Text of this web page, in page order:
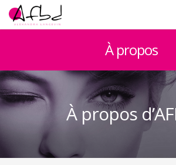
À propos
Formations
Témoignages
Partenaires d’AFBD
À propos
À propos